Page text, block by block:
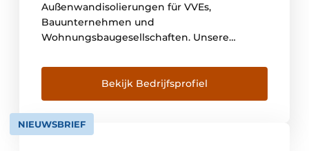
Außenwandisolierungen für VVEs,
Bauunternehmen und
Wohnungsbaugesellschaften. Unsere
arbeiten sorgfältig mit ausgewählten
Subunternehmern und Lieferanten
zusammen. Das Ergebnis? Eine hochwertige
und dauerhafte Fassadendämmung, die mit
Sorgfalt angebracht wird. Unser Ziel ist es,
Bekijk Bedrijfsprofiel
NIEUWSBRIEF